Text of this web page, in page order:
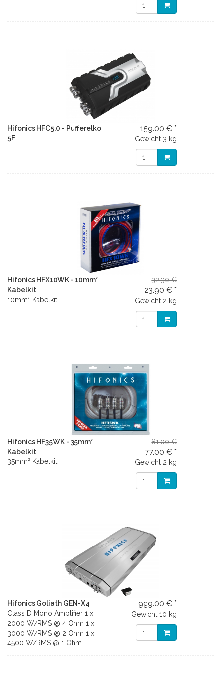
Hifonics HFC5.0 - Pufferelko
5F
159.00 € *
Gewicht 3 kg
Hifonics HFX10WK - 10mm²
Kabelkit
10mm² Kabelkit
32.90 €
23.90 € *
Gewicht 2 kg
Hifonics HF35WK - 35mm²
Kabelkit
35mm² Kabelkit
81.00 €
77.00 € *
Gewicht 2 kg
Hifonics Goliath GEN-X4
Class D Mono Amplifier 1 x
2000 W/RMS @ 4 Ohm 1 x
3000 W/RMS @ 2 Ohm 1 x
4500 W/RMS @ 1 Ohm
999.00 € *
Gewicht 10 kg